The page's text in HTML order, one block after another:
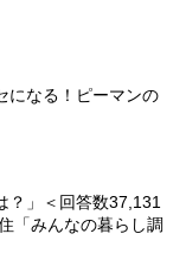
になる！ピーマンの
？」＜回答数37,131
「みんなの暮らし調